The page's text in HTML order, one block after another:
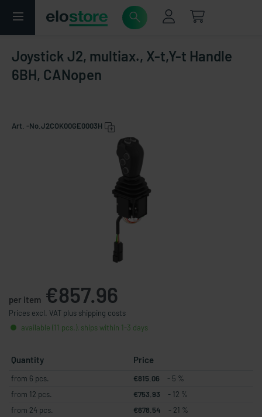
Joystick J2, multiax., X-t,Y-t Handle
6BH, CANopen
Art. -No. J2COK00GE0003H
per item €857.96
Prices excl. VAT plus shipping costs
available (11 pcs.), ships within 1-3 days
Quantity Price
from 6 pcs. €815.06
- 5 %
from 12 pcs.
€753.93
- 12 %
from 24 pcs.
€678.54
- 21 %